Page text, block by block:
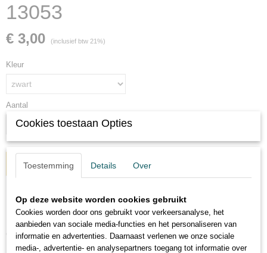
13053
€ 3,00 (inclusief btw 21%)
Kleur
Aantal
IN WINKELWAGEN
Ook interessant
Cookies toestaan Opties
Toestemming Details Over
Op deze website worden cookies gebruikt
Cookies worden door ons gebruikt voor verkeersanalyse, het
aanbieden van sociale media-functies en het personaliseren van
informatie en advertenties. Daarnaast verlenen we onze sociale
media-, advertentie- en analysepartners toegang tot informatie over